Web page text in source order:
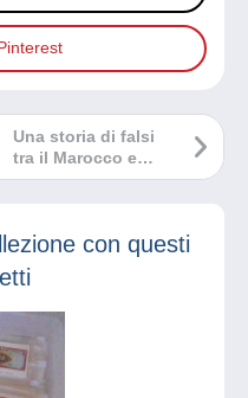
Una storia di falsi
tra il Marocco e
Saint-Pierre e
con questi